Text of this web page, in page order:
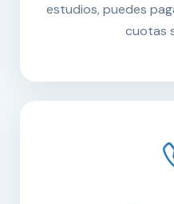
estudios, puedes
cuotas